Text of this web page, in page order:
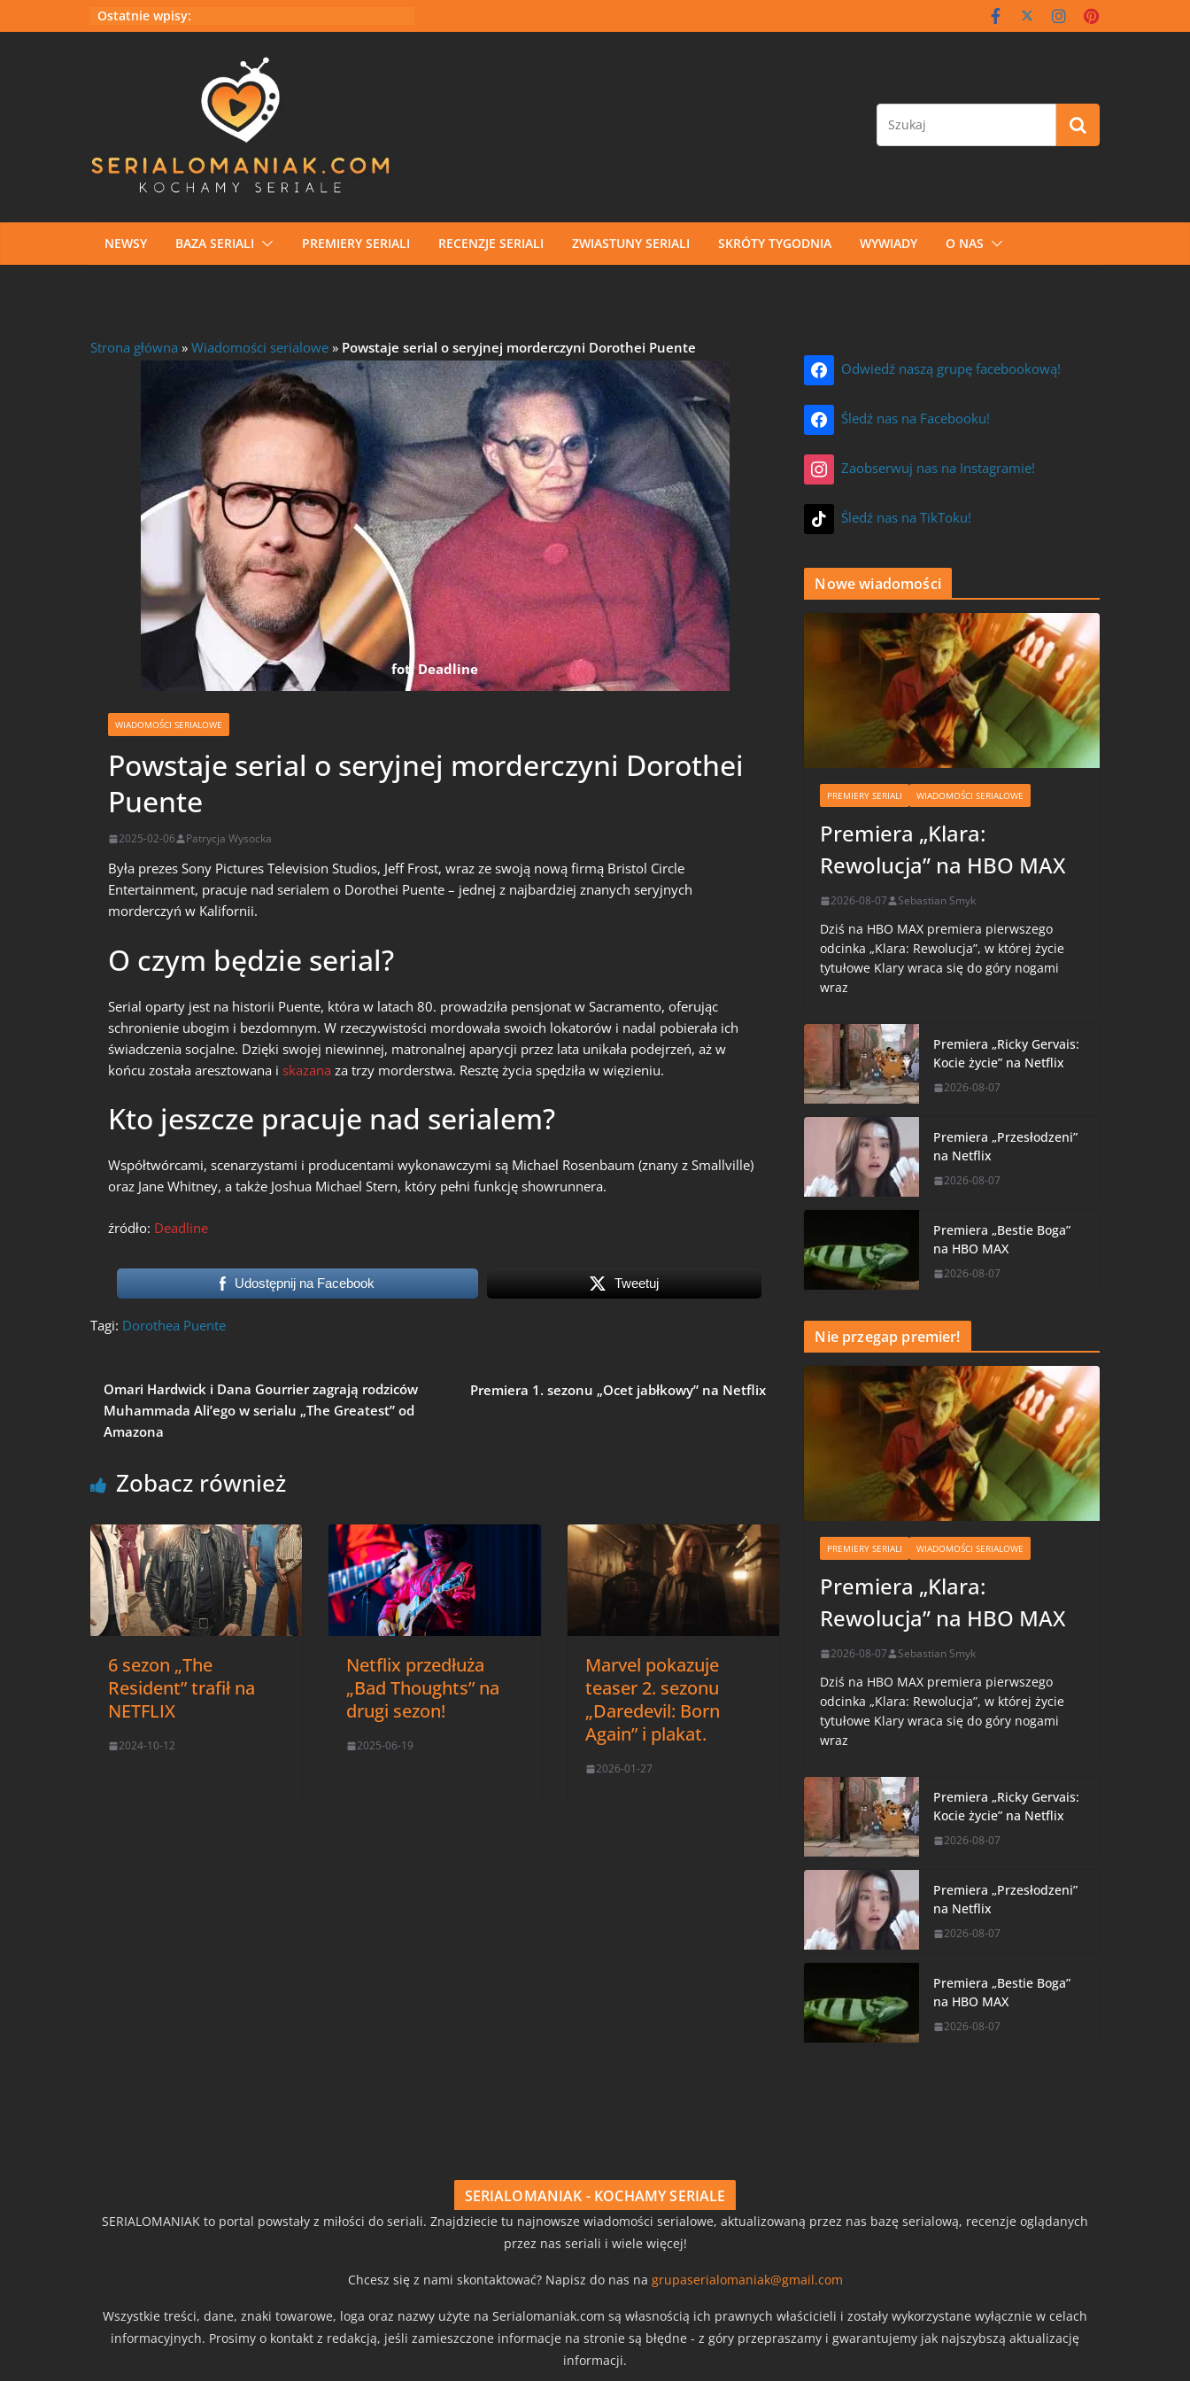
do
Ostatnie wpisy:
NEWSY BAZA SERIALI PREMIERY SERIALI RECENZJE SERIALI ZWIASTUNY SERIALI SKRÓTY TYGODNIA WYWIADY O NAS
Strona główna » Wiadomości serialowe » Powstaje serial o seryjnej morderczyni Dorothei Puente
fot. Deadline
WIADOMOŚCI SERIALOWE
Powstaje serial o seryjnej morderczyni Dorothei
Puente
2025-02-06 Patrycja Wysocka
Była prezes Sony Pictures Television Studios, Jeff Frost, wraz ze swoją nową firmą Bristol Circle
Entertainment, pracuje nad serialem o Dorothei Puente – jednej z najbardziej znanych seryjnych
morderczyń w Kalifornii.
O czym będzie serial?
Serial oparty jest na historii Puente, która w latach 80. prowadziła pensjonat w Sacramento, oferując
schronienie ubogim i bezdomnym. W rzeczywistości mordowała swoich lokatorów i nadal pobierała ich
świadczenia socjalne. Dzięki swojej niewinnej, matronalnej aparycji przez lata unikała podejrzeń, aż w
końcu została aresztowana i skazana za trzy morderstwa. Resztę życia spędziła w więzieniu.
Kto jeszcze pracuje nad serialem?
Współtwórcami, scenarzystami i producentami wykonawczymi są Michael Rosenbaum (znany z Smallville)
oraz Jane Whitney, a także Joshua Michael Stern, który pełni funkcję showrunnera.
źródło: Deadline
Udostępnij na Facebook Tweetuj
Tagi: Dorothea Puente
Omari Hardwick i Dana Gourrier zagrają rodziców
Muhammada Ali’ego w serialu „The Greatest” od
Amazona
Premiera 1. sezonu „Ocet jabłkowy” na Netflix
Zobacz również
6 sezon „The
Resident” trafił na
NETFLIX
2024-10-12
Netflix przedłuża
„Bad Thoughts” na
drugi sezon!
2025-06-19
Marvel pokazuje
teaser 2. sezonu
„Daredevil: Born
Again” i plakat.
2026-01-27
Odwiedź naszą grupę facebookową!
Śledź nas na Facebooku!
Zaobserwuj nas na Instagramie!
Śledź nas na TikToku!
Nowe wiadomości
PREMIERY SERIALI WIADOMOŚCI SERIALOWE
Premiera „Klara:
Rewolucja” na HBO MAX
2026-08-07 Sebastian Smyk
Dziś na HBO MAX premiera pierwszego
odcinka „Klara: Rewolucja”, w której życie
tytułowe Klary wraca się do góry nogami
wraz
Premiera „Ricky Gervais:
Kocie życie” na Netflix
2026-08-07
Premiera „Przesłodzeni”
na Netflix
2026-08-07
Premiera „Bestie Boga”
na HBO MAX
2026-08-07
Nie przegap premier!
PREMIERY SERIALI WIADOMOŚCI SERIALOWE
Premiera „Klara:
Rewolucja” na HBO MAX
2026-08-07 Sebastian Smyk
Dziś na HBO MAX premiera pierwszego
odcinka „Klara: Rewolucja”, w której życie
tytułowe Klary wraca się do góry nogami
wraz
Premiera „Ricky Gervais:
Kocie życie” na Netflix
2026-08-07
Premiera „Przesłodzeni”
na Netflix
2026-08-07
Premiera „Bestie Boga”
na HBO MAX
2026-08-07
SERIALOMANIAK - KOCHAMY SERIALE
SERIALOMANIAK to portal powstały z miłości do seriali. Znajdziecie tu najnowsze wiadomości serialowe, aktualizowaną przez nas bazę serialową, recenzje oglądanych
przez nas seriali i wiele więcej!
Chcesz się z nami skontaktować? Napisz do nas na grupaserialomaniak@gmail.com
Wszystkie treści, dane, znaki towarowe, loga oraz nazwy użyte na Serialomaniak.com są własnością ich prawnych właścicieli i zostały wykorzystane wyłącznie w celach
informacyjnych. Prosimy o kontakt z redakcją, jeśli zamieszczone informacje na stronie są błędne - z góry przepraszamy i gwarantujemy jak najszybszą aktualizację
informacji.